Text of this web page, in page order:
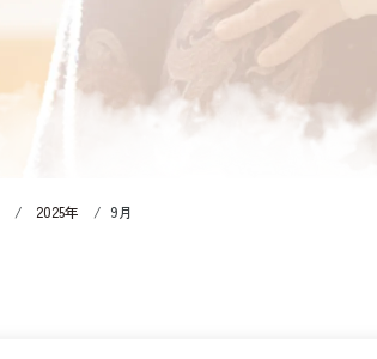
喜ばれる食事を
イベント・レクリエーション
施設・サービス
/ 2025年 / 9月